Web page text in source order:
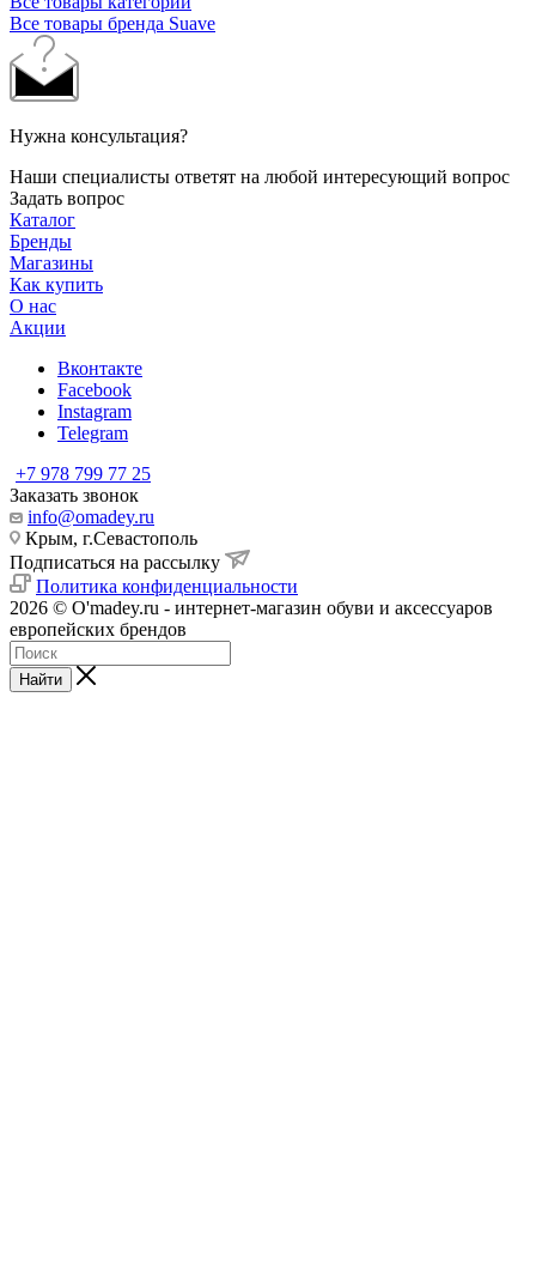
Все товары бренда Suave
Нужна консультация?
Наши специалисты ответят на любой интересующий вопрос
Задать вопрос
Каталог
Бренды
Магазины
Как купить
О нас
Акции
Вконтакте
Facebook
Instagram
Telegram
+7 978 799 77 25
Заказать звонок
info@omadey.ru
Крым, г.Севастополь
Подписаться на рассылку
Политика конфиденциальности
2026 © O'madey.ru - интернет-магазин обуви и аксессуаров
европейских брендов
Найти